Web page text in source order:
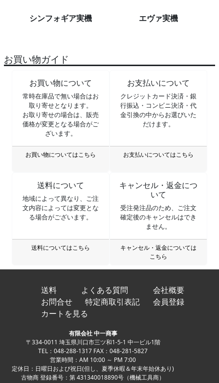
シンフォギア実機 エヴァ実機
お買い物ガイド
お買い物について
常時在庫品で無い場合はお
取り寄せとなります。
お取り寄せの場合は、販売
価格が変更となる場合がご
ざいます。
お買い物についてはこちら
お支払いについて
クレジットカード決済・銀
行振込・コンビニ決済・代
金引換の中からお選びいた
だけます。
お支払いについてはこちら
送料について
地域によって異なり、ご注
文内容によっては変更とな
る場合がございます。
送料についてはこちら
キャンセル・返金につ
いて
受注発注品のため、ご注文
確定後のキャンセルはでき
ません。
キャンセル・返金については
こちら
送料 よくある質問
会社概要
お問合せ
特定商取引表記
会員登録
カートを見る
有限会社 中一商事
〒334-0011 埼玉県川口市三ツ和1-5-1 中一ビル1階
TEL：048-288-1317 FAX：048-281-5827
営業時間：AM 10:00 ～ PM 7:00
定休日：日曜日および祝日(但し、夏季休暇＆年末年始休あり)
古物商 登録番号：第 431340018890号（機械工具商）